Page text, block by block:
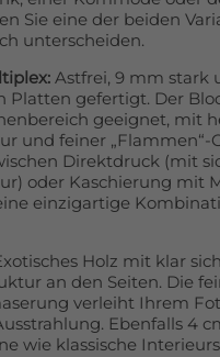
Sie eine der beiden
unterscheiden.
Astfrei, 9 mm stark
Platten gefertigt. Der
geeignet, mit
und feiner „Flammen“-
Direktdruck (mit
oder Kaschierung mit
einzigartige
Holz mit klar
an den Seiten. Die
verleiht Ihrem
Ebenfalls 4
wie klassische